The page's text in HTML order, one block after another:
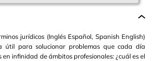
jurídicos (Inglés Español, Spanish English)
útil para solucionar problemas que cada día
infinidad de ámbitos profesionales: ¿cuál es el